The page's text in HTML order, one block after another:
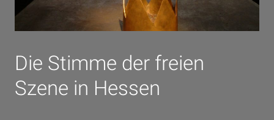
Die Stimme der freien
Szene in Hessen